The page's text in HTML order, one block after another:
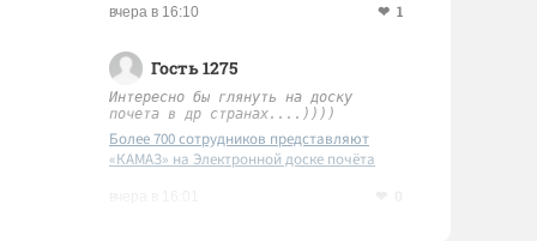
вчера в 16:10 1
Гость 1275
Интересно бы глянуть на доску
почета в др странах....))))
Более 700 сотрудников представляют
«КАМАЗ» на Электронной доске почёта